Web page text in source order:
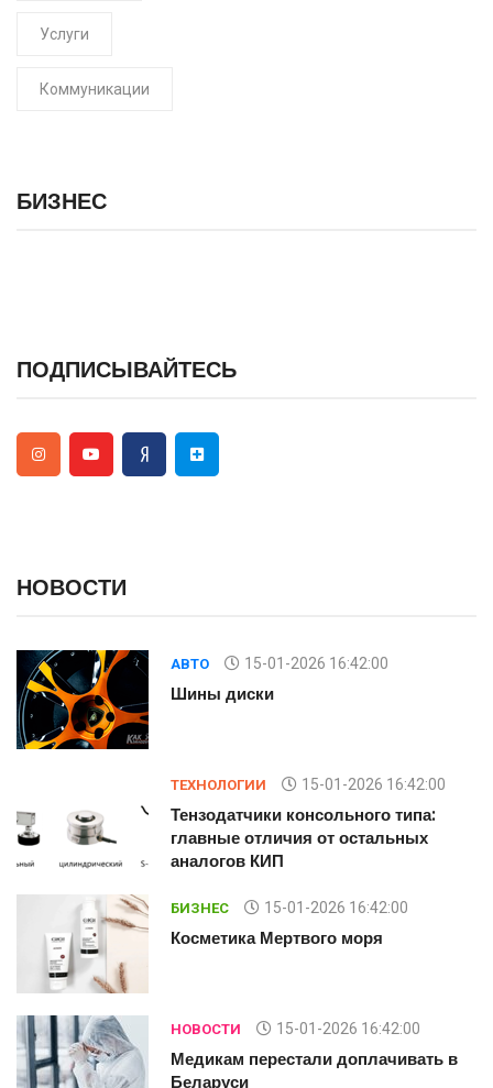
Услуги
Коммуникации
БИЗНЕС
ПОДПИСЫВАЙТЕСЬ
НОВОСТИ
АВТО 15-01-2026 16:42:00
Шины диски
ТЕХНОЛОГИИ 15-01-2026 16:42:00
Тензодатчики консольного типа:
главные отличия от остальных
аналогов КИП
БИЗНЕС 15-01-2026 16:42:00
Косметика Мертвого моря
НОВОСТИ 15-01-2026 16:42:00
Медикам перестали доплачивать в
Беларуси